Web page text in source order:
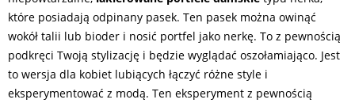
które posiadają odpinany pasek. Ten pasek można owinąć
wokół talii lub bioder i nosić portfel jako nerkę. To z pewnością
podkręci Twoją stylizację i będzie wyglądać oszołamiająco. Jest
to wersja dla kobiet lubiących łączyć różne style i
eksperymentować z modą. Ten eksperyment z pewnością